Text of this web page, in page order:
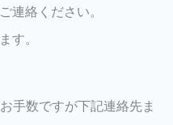
連絡ください。
す。
手数ですが下記連絡先ま